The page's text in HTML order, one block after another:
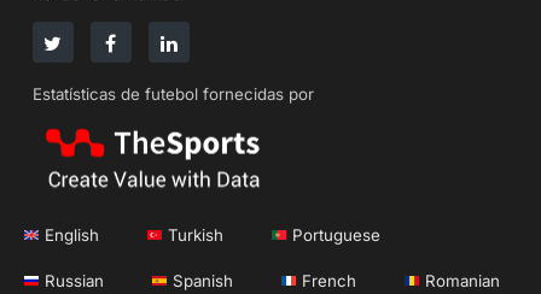
Estatísticas de futebol fornecidas por
English Turkish Portuguese
Russian Spanish French Romanian